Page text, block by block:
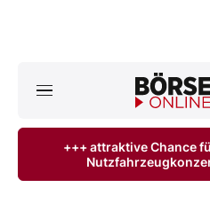
ktuelle Ausgabe
+++ attraktive Chance